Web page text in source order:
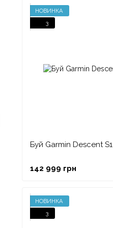
НОВИНКА
3
Буй Garmin Descent S1
142 999 грн
НОВИНКА
3